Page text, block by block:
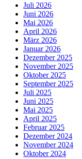
Juli 2026
Juni 2026
Mai 2026
April 2026
März 2026
Januar 2026
Dezember 2025
November 2025
Oktober 2025
September 2025
Juli 2025
Juni 2025
Mai 2025
April 2025
Februar 2025
Dezember 2024
November 2024
Oktober 2024